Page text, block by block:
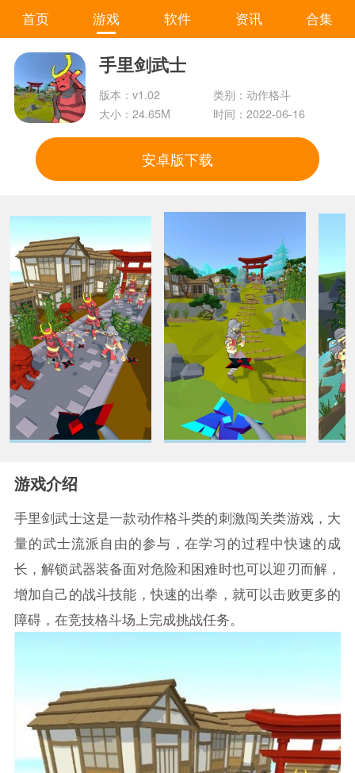
首页 游戏 软件 资讯 合集
手里剑武士
版本：v1.02
类别：动作格斗
大小：24.65M
时间：2022-06-16
安卓版下载
游戏介绍
手里剑武士这是一款动作格斗类的刺激闯关类游戏，大
量的武士流派自由的参与，在学习的过程中快速的成
长，解锁武器装备面对危险和困难时也可以迎刃而解，
增加自己的战斗技能，快速的出拳，就可以击败更多的
障碍，在竞技格斗场上完成挑战任务。